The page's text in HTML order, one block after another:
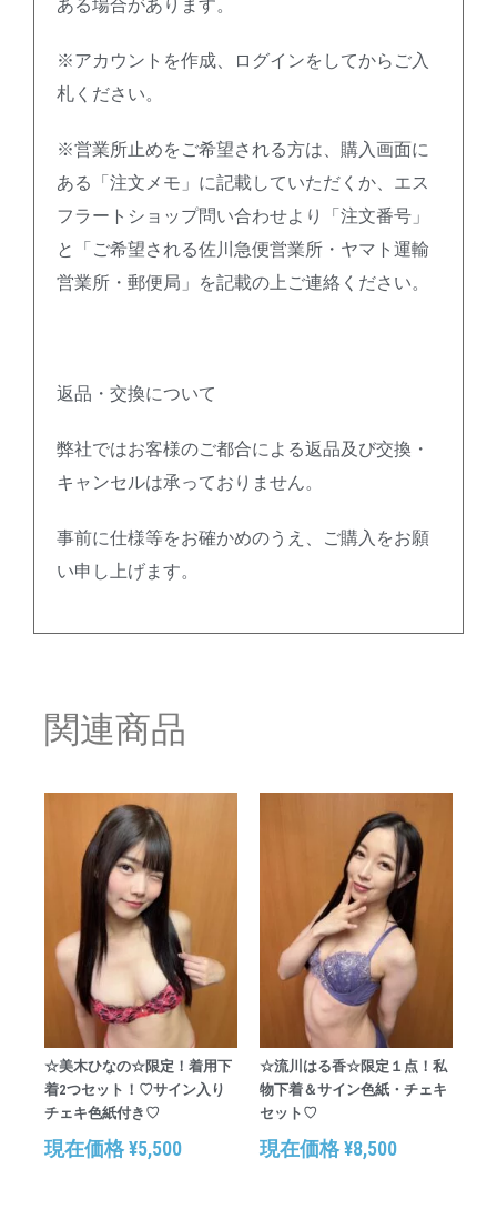
ある場合があります。
※アカウントを作成、ログインをしてからご入
札ください。
※営業所止めをご希望される方は、購入画面に
ある「注文メモ」に記載していただくか、エス
フラートショップ問い合わせより「注文番号」
と「ご希望される佐川急便営業所・ヤマト運輸
営業所・郵便局」を記載の上ご連絡ください。
返品・交換について
弊社ではお客様のご都合による返品及び交換・
キャンセルは承っておりません。
事前に仕様等をお確かめのうえ、ご購入をお願
い申し上げます。
関連商品
☆美木ひなの☆限定！着用下
着2つセット！♡サイン入り
チェキ色紙付き♡
現在価格¥5,500
☆流川はる香☆限定１点！私
物下着＆サイン色紙・チェキ
セット♡
現在価格¥8,500